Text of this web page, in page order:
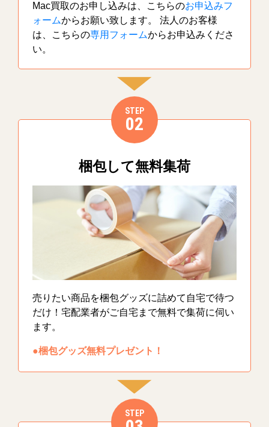
Mac買取のお申し込みは、こちらのお申込みフ
ォームからお願い致します。 法人のお客様
は、こちらの専用フォームからお申込みくださ
い。
STEP
02
梱包して無料集荷
売りたい商品を梱包グッズに詰めて自宅で待つ
だけ！宅配業者がご自宅まで無料で集荷に伺い
ます。
●梱包グッズ無料プレゼント！
STEP